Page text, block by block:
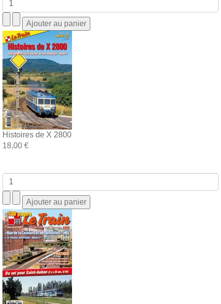
Histoires de X 2800
18,00 €